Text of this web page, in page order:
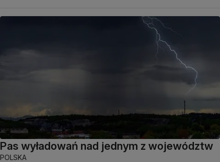
Pas wyładowań nad jednym z województw
POLSKA